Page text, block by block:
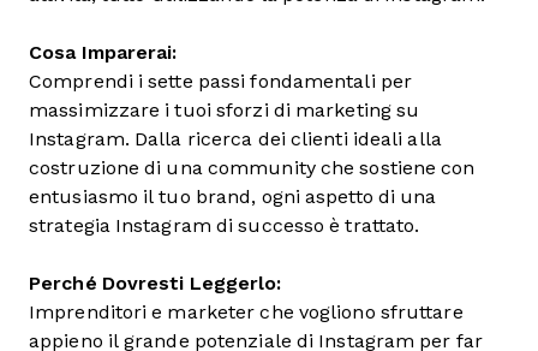
Cosa Imparerai:
Comprendi i sette passi fondamentali per
massimizzare i tuoi sforzi di marketing su
Instagram. Dalla ricerca dei clienti ideali alla
costruzione di una community che sostiene con
entusiasmo il tuo brand, ogni aspetto di una
strategia Instagram di successo è trattato.
Perché Dovresti Leggerlo:
Imprenditori e marketer che vogliono sfruttare
appieno il grande potenziale di Instagram per far